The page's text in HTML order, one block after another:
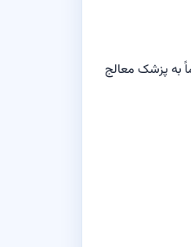
به پزشک معالج